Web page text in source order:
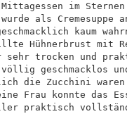
im
als Cremesuppe
kaum
Hühnerbrust mit
sehr trocken und
geschmacklos
die Zucchini waren
Frau konnte das
praktisch